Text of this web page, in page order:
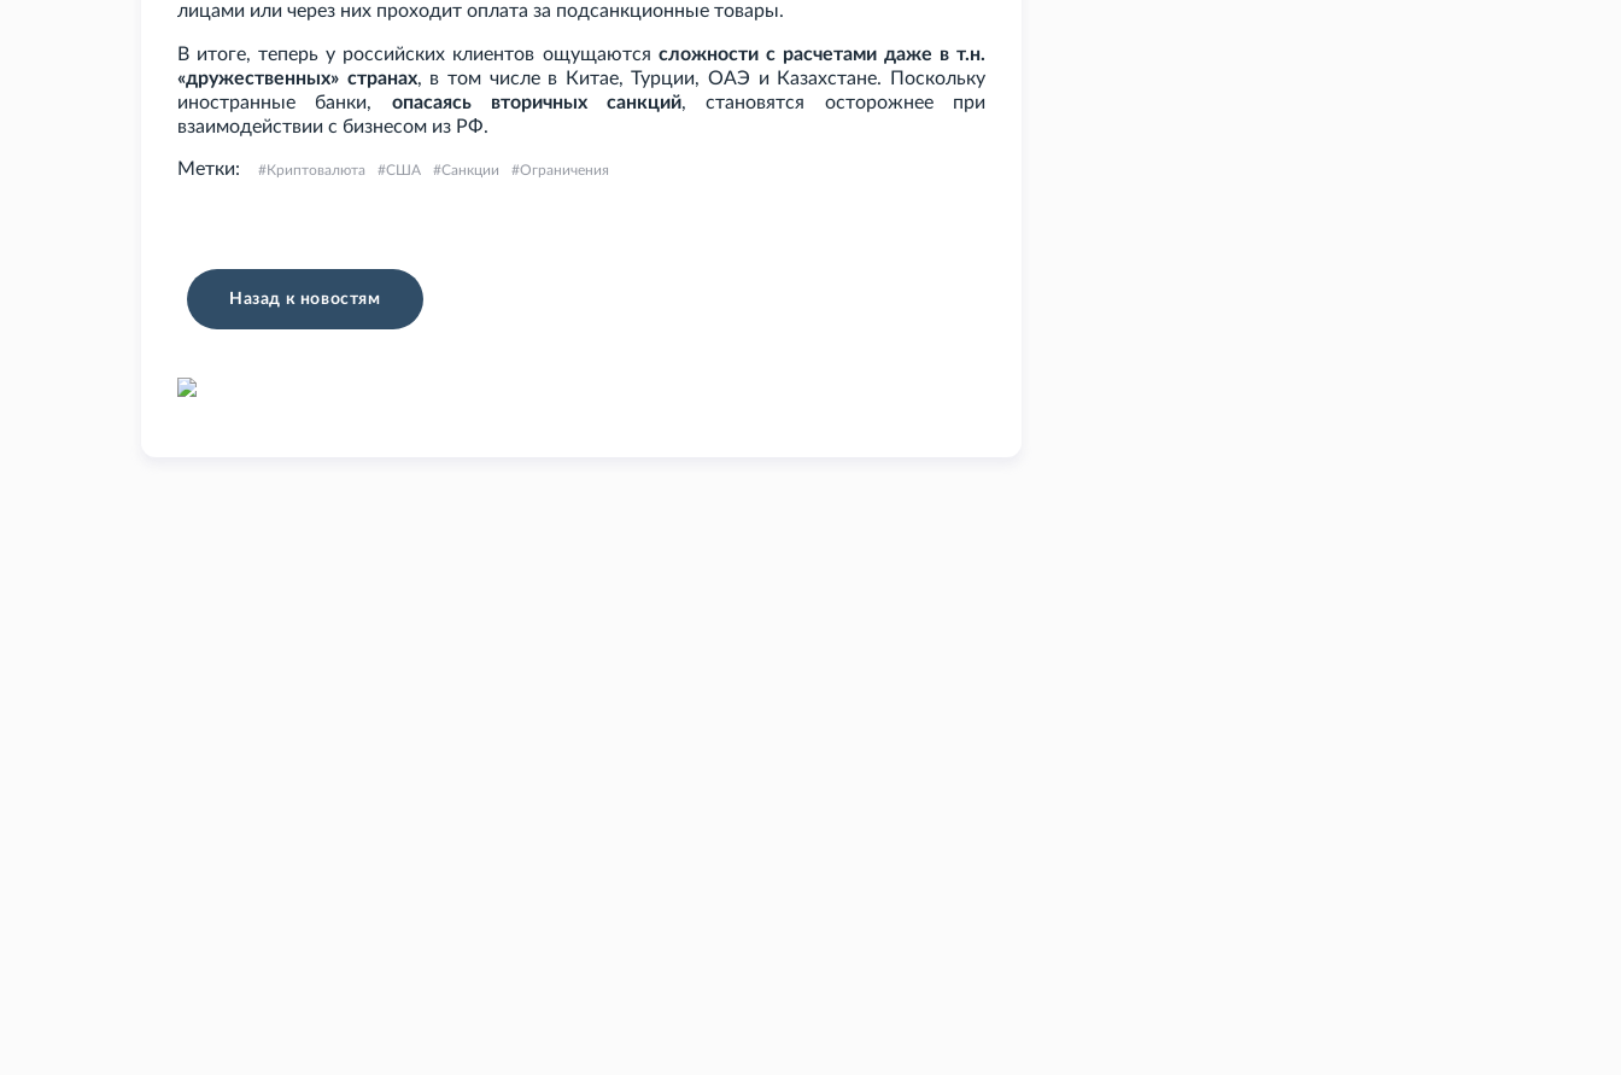
лицами или через них проходит оплата за подсанкционные товары.
В итоге, теперь у российских клиентов ощущаются сложности с расчетами даже в т.н.
«дружественных» странах, в том числе в Китае, Турции, ОАЭ и Казахстане. Поскольку
иностранные банки, опасаясь вторичных санкций, становятся осторожнее при
взаимодействии с бизнесом из РФ.
Метки: Криптовалюта США Санкции Ограничения
Назад к новостям